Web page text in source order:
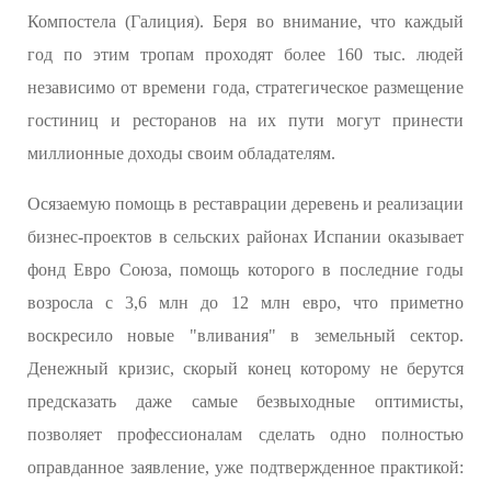
Компостела (Галиция). Беря во внимание, что каждый
год по этим тропам проходят более 160 тыс. людей
независимо от времени года, стратегическое размещение
гостиниц и ресторанов на их пути могут принести
миллионные доходы своим обладателям.
Осязаемую помощь в реставрации деревень и реализации
бизнес-проектов в сельских районах Испании оказывает
фонд Евро Союза, помощь которого в последние годы
возросла с 3,6 млн до 12 млн евро, что приметно
воскресило новые "вливания" в земельный сектор.
Денежный кризис, скорый конец которому не берутся
предсказать даже самые безвыходные оптимисты,
позволяет профессионалам сделать одно полностью
оправданное заявление, уже подтвержденное практикой: